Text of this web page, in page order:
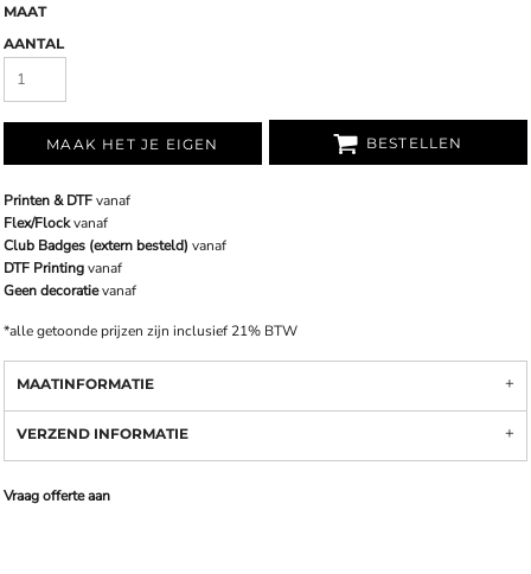
MAAT
AANTAL
MAAK HET JE EIGEN BESTELLEN
Printen & DTFvanaf
Flex/Flockvanaf
Club Badges (extern besteld) vanaf
DTF Printingvanaf
Geen decoratievanaf
*alle getoonde prijzen zijn inclusief 21% BTW
MAATINFORMATIE
VERZEND INFORMATIE
Vraag offerte aan